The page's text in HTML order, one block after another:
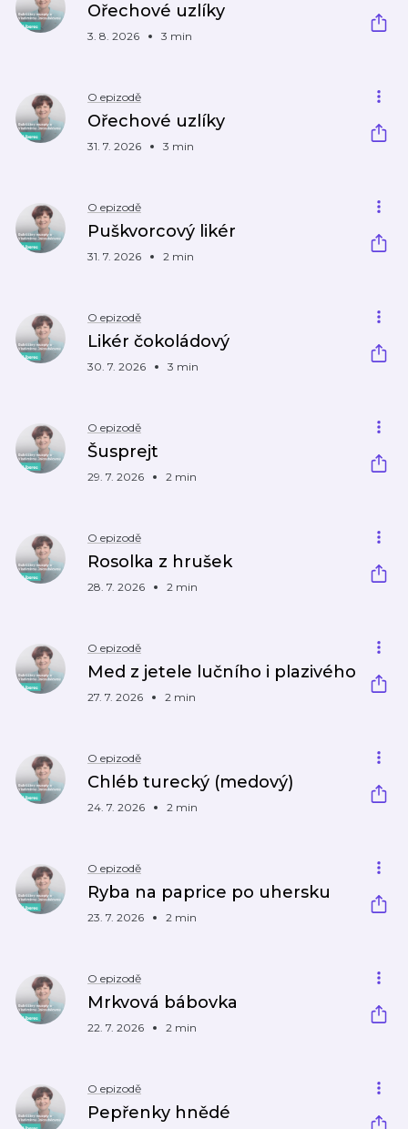
Ořechové uzlíky
3. 8. 2026 3 min
O epizodě
Ořechové uzlíky
31. 7. 2026 3 min
O epizodě
Puškvorcový likér
31. 7. 2026 2 min
O epizodě
Likér čokoládový
30. 7. 2026 3 min
O epizodě
Šusprejt
29. 7. 2026 2 min
O epizodě
Rosolka z hrušek
28. 7. 2026 2 min
O epizodě
Med z jetele lučního i plazivého
27. 7. 2026 2 min
O epizodě
Chléb turecký (medový)
24. 7. 2026 2 min
O epizodě
Ryba na paprice po uhersku
23. 7. 2026 2 min
O epizodě
Mrkvová bábovka
22. 7. 2026 2 min
O epizodě
Pepřenky hnědé